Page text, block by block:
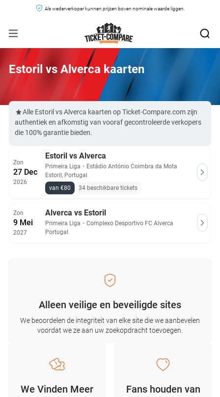
Als wederverkoper kunnen prijzen boven nominale waarde liggen.
Estoril vs Alverca kaarten
Alle Estoril vs Alverca kaarten op Ticket-Compare.com zijn
authentiek en afkomstig van vooraf gecontroleerde verkopers
die 100% garantie bieden.
Zon
27 Dec
2026
Estoril vs Alverca
Primeira Liga ・ Estádio António Coimbra da Mota
Estoril, Portugal
van €80
34 beschikbare tickets
Zon
9 Mei
2027
Alverca vs Estoril
Primeira Liga ・ Complexo Desportivo FC Alverca
Portugal
Alleen veilige en beveiligde sites
We beoordelen de integriteit van elke site die we aanbevelen
voordat we ze aan uw zoekopdracht toevoegen.
We Vinden Meer
Fans houden van